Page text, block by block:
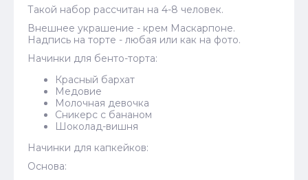
Такой набор рассчитан на 4-8 человек.
Внешнее украшение - крем Маскарпоне.
Надпись на торте - любая или как на фото.
Начинки для бенто-торта:
Красный бархат
Медовие
Молочная девочка
Сникерс с бананом
Шоколад-вишня
Начинки для капкейков:
Основа: